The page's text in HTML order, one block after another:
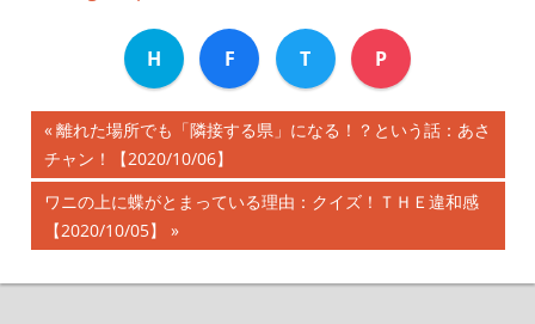
H F T P
投
稿
ナ
ビ
前
の
記
離れた場所でも「隣接する県」になる！？という話：あさ
チャン！【2020/10/06】
次
の
事:
ワニの上に蝶がとまっている理由：クイズ！ＴＨＥ違和感
【2020/10/05】